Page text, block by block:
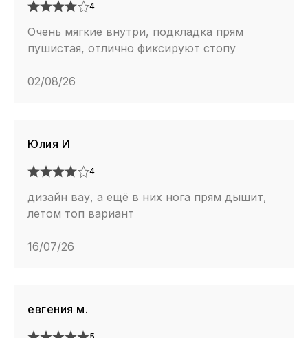
4
Очень мягкие внутри, подкладка прям
пушистая, отлично фиксируют стопу
02/08/26
Юлия И
4
дизайн вау, а ещё в них нога прям дышит,
летом топ вариант
16/07/26
евгения м.